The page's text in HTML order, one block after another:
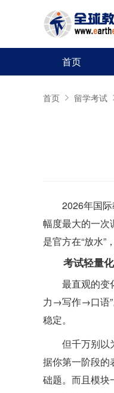
首页
首页 留学考试
2026年国
幅度最大的一次
是官方在“放水”
考试轻量
最直观的变
力→写作→口语”
稳定。
但千万别以
据你第一阶段的
础题。而且模块